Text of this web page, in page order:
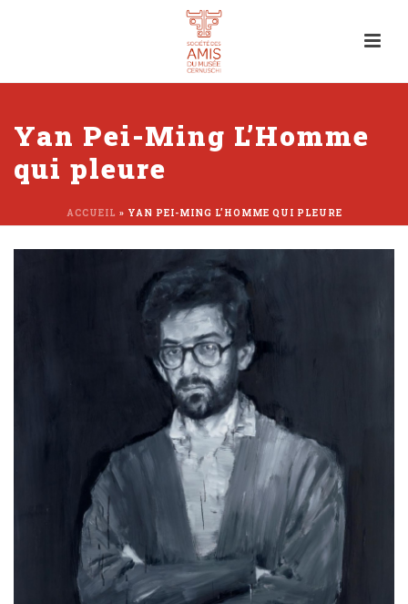
Yan Pei-Ming L’Homme
qui pleure
ACCUEIL » YAN PEI-MING L’HOMME QUI PLEURE